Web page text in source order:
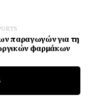
παραγωγών για τη
φαρμάκων